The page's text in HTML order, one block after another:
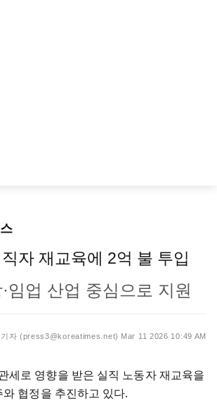
자 재교육에 2억 불 투입
임업 산업 중심으로 지원
기자 (press3@koreatimes.net) Mar 11 2026 10:49 AM
세로 영향을 받은 실직 노동자 재교육을
협정을 추진하고 있다.